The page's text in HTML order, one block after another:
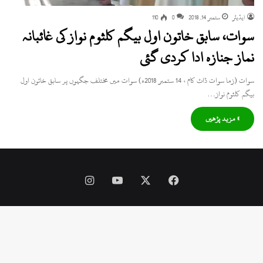
ایڈیٹر ستمبر 14, 2018 0
110
سوات، سابق خاتون اول بیگم کلثوم نواز کی غائبانہ
نماز جنازہ ادا کردی گئی
سوات (زما سوات ڈاٹ کام ، 14 ستمبر 2018ء) سوات میں مختلف جگہوں پر سابق خاتون اول
بیگم کلثوم نواز…
» مزید پڑھیں
Facebook
YouTube